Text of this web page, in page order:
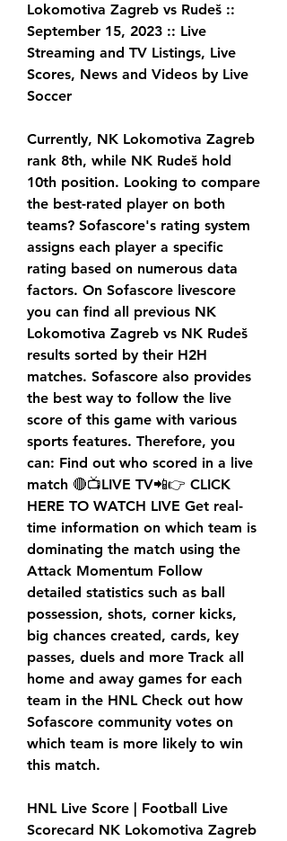
Lokomotiva Zagreb vs Rudeš ::
September 15, 2023 :: Live
Streaming and TV Listings, Live
Scores, News and Videos by Live
Soccer
Currently, NK Lokomotiva Zagreb
rank 8th, while NK Rudeš hold
10th position. Looking to compare
the best-rated player on both
teams? Sofascore's rating system
assigns each player a specific
rating based on numerous data
factors. On Sofascore livescore
you can find all previous NK
Lokomotiva Zagreb vs NK Rudeš
results sorted by their H2H
matches. Sofascore also provides
the best way to follow the live
score of this game with various
sports features. Therefore, you
can: Find out who scored in a live
match 🔴📺LIVE TV📲👉 CLICK
HERE TO WATCH LIVE Get real-
time information on which team is
dominating the match using the
Attack Momentum Follow
detailed statistics such as ball
possession, shots, corner kicks,
big chances created, cards, key
passes, duels and more Track all
home and away games for each
team in the HNL Check out how
Sofascore community votes on
which team is more likely to win
this match.
HNL Live Score | Football Live
Scorecard NK Lokomotiva Zagreb